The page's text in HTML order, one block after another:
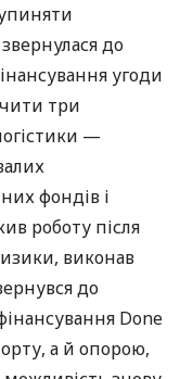
до
угоди
три
—
фондів і
роботу після
виконав
до
Done
а й опорою,